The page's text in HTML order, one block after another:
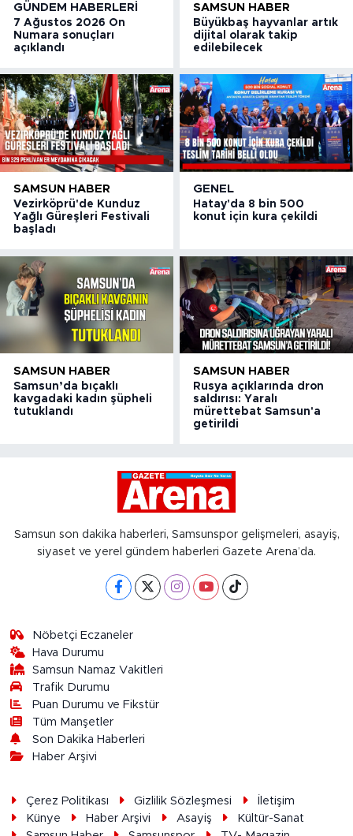
GÜNDEM HABERLERI
7 Ağustos 2026 On
Numara sonuçları
açıklandı
SAMSUN HABER
Büyükbaş hayvanlar artık
dijital olarak takip
edilebilecek
SAMSUN HABER
Vezirköprü'de Kunduz
Yağlı Güreşleri Festivali
başladı
GENEL
Hatay'da 8 bin 500
konut için kura çekildi
SAMSUN HABER
Samsun’da bıçaklı
kavgadaki kadın şüpheli
tutuklandı
SAMSUN HABER
Rusya açıklarında dron
saldırısı: Yaralı
mürettebat Samsun'a
getirildi
Samsun son dakika haberleri, Samsunspor gelişmeleri, asayiş,
siyaset ve yerel gündem haberleri Gazete Arena’da.
Nöbetçi Eczaneler
Hava Durumu
Samsun Namaz Vakitleri
Trafik Durumu
Puan Durumu ve Fikstür
Tüm Manşetler
Son Dakika Haberleri
Haber Arşivi
Çerez Politikası Gizlilik Sözleşmesi
İletişim
Künye
Haber Arşivi Asayiş
Kültür-Sanat